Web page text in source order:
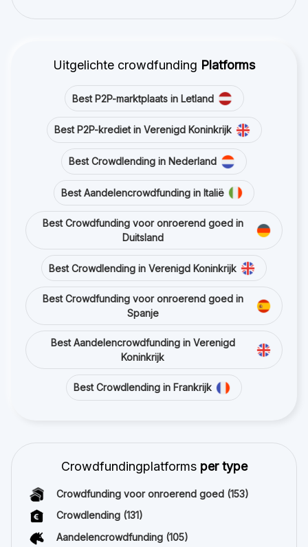
Uitgelichte crowdfunding Platforms
Best P2P-marktplaats in Letland
Best P2P-krediet in Verenigd Koninkrijk
Best Crowdlending in Nederland
Best Aandelencrowdfunding in Italië
Best Crowdfunding voor onroerend goed in
Duitsland
Best Crowdlending in Verenigd Koninkrijk
Best Crowdfunding voor onroerend goed in
Spanje
Best Aandelencrowdfunding in Verenigd
Koninkrijk
Best Crowdlending in Frankrijk
Crowdfundingplatforms per type
Crowdfunding voor onroerend goed (153)
Crowdlending (131)
Aandelencrowdfunding (105)